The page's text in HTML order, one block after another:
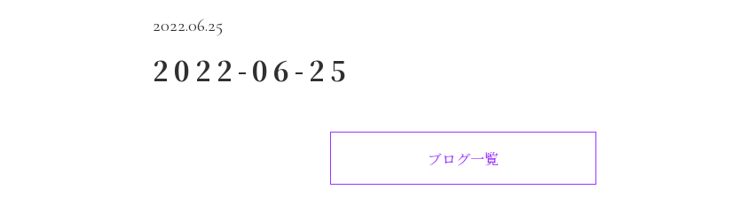
2022.06.25
2022-06-25
ブログ一覧